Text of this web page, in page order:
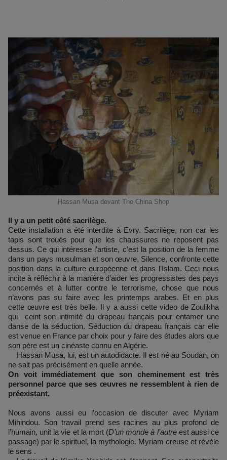
Hassan Musa devant The China Shop
Il y a un petit côté sacrilège.
Cette installation a été interdite à Evry. Sacrilège, non car les
tapis sont troués pour que les chaussures ne reposent pas
dessus. Ce qui intéresse l’artiste, c’est la position de la femme
dans un pays musulman et son œuvre, Silence, confronte cette
position dans la culture européenne et dans l’Islam. Ceci nous
incite à réfléchir à la manière d’aider les progressistes des pays
concernés et à lutter contre le terrorisme, chose que nous
n’avons pas su faire avec les printemps arabes. Et en plus
cette œuvre est très belle. Il y a aussi cette video de Zoulikha
qui ceint son intimité du drapeau français pour entamer une
danse de la séduction. Séduction du drapeau français car elle
est venue en France par choix pour y faire des études alors que
son père est un cinéaste connu en Algérie.
Hassan Musa, lui, est un autodidacte. Il est né au Soudan, on
ne sait pas précisément en quelle année.
On voit immédiatement que son cheminement est très
personnel parce que ses œuvres ne ressemblent à rien de
préexistant.
Nous avons aussi eu l’occasion de discuter avec Myriam
Mihindou. Son travail prend ses racines au plus profond de
l’humain, unit la vie et la mort (D’un monde à l’autreest aussi ce
passage) par le spirituel, la mythologie. Myriam creuse et révèle
le sens .